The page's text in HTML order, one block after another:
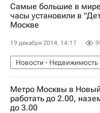
НДВ-Групп
Россия
Самые большие в
часы установили в
Москве
19 декабря 2014, 14:17
Новости - Недвижимость
ГК "Галс"
Коммерческая
Метро Москвы в Новый
работать до 2.00,
до 3.00